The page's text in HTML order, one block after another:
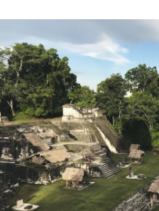
PEO
복잡한 고용 업무를 아웃소싱
인프라
Remote 통합
HR을 워크플로에 매끄럽게
플랫폼
팀을 위한 통합된 핵심 HR
성장 단계
스타트업
성장하는 기업을 위한 민첩
중견기업
맞춤형 HR 솔루션으로 팀
엔터프라이즈
대기업을 위한 글로벌 HR
글로벌 계약직을 위한 통화
REMOTE와 함께 배우기
리서치 및 가이드
사례 연구
HR 용어집
체크리스트 및 템플릿
Français
Deutsch
Español
Italiano
Português (Portugal)